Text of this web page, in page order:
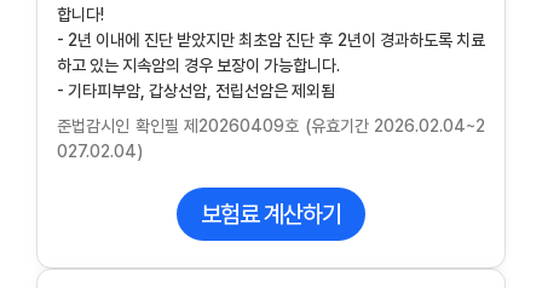
합니다!
- 2년 이내에 진단 받았지만 최초암 진단 후 2년이 경과하도록 치료
하고 있는 지속암의 경우 보장이 가능합니다.
- 기타피부암, 갑상선암, 전립선암은 제외됨
준법감시인 확인필 제20260409호 (유효기간 2026.02.04~2
027.02.04)
보험료 계산하기